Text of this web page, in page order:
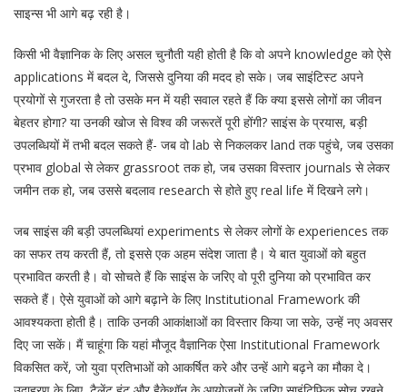
साइन्स भी आगे बढ़ रही है।
किसी भी वैज्ञानिक के लिए असल चुनौती यही होती है कि वो अपने knowledge को ऐसे
applications में बदल दे, जिससे दुनिया की मदद हो सके। जब साइंटिस्ट अपने
प्रयोगों से गुजरता है तो उसके मन में यही सवाल रहते हैं कि क्या इससे लोगों का जीवन
बेहतर होगा? या उनकी खोज से विश्व की जरूरतें पूरी होंगी? साइंस के प्रयास, बड़ी
उपलब्धियों में तभी बदल सकते हैं- जब वो lab से निकलकर land तक पहुंचे, जब उसका
प्रभाव global से लेकर grassroot तक हो, जब उसका विस्तार journals से लेकर
जमीन तक हो, जब उससे बदलाव research से होते हुए real life में दिखने लगे।
जब साइंस की बड़ी उपलब्धियां experiments से लेकर लोगों के experiences तक
का सफर तय करती हैं, तो इससे एक अहम संदेश जाता है। ये बात युवाओं को बहुत
प्रभावित करती है। वो सोचते हैं कि साइंस के जरिए वो पूरी दुनिया को प्रभावित कर
सकते हैं। ऐसे युवाओं को आगे बढ़ाने के लिए Institutional Framework की
आवश्यकता होती है। ताकि उनकी आकांक्षाओं का विस्तार किया जा सके, उन्हें नए अवसर
दिए जा सकें। मैं चाहूंगा कि यहां मौजूद वैज्ञानिक ऐसा Institutional Framework
विकसित करें, जो युवा प्रतिभाओं को आकर्षित करे और उन्हें आगे बढ़ने का मौका दे।